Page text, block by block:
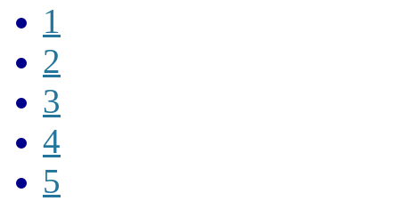
1
2
3
4
5